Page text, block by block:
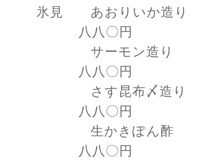
氷見 あおりいか造り
八八〇円
サーモン造り
八八〇円
さす昆布〆造り
八八〇円
生かきぽん酢
八八〇円